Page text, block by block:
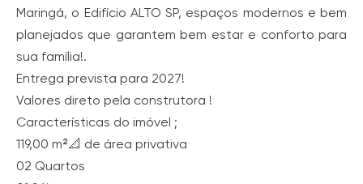
Maringá, o Edifício ALTO SP, espaços modernos e bem
planejados que garantem bem estar e conforto para
sua família!.
Entrega prevista para 2027!
Valores direto pela construtora !
Características do imóvel ;
119,00 m²📐 de área privativa
02 Quartos